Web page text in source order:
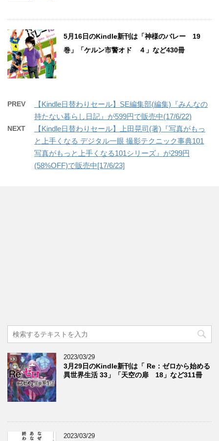
5月16日のKindle新刊は「神様のバレー 19
巻」「ケルン市警オド ４」など430冊
PREV
【Kindle日替わりセール】SE編集部(編集)『みんなの
持たない暮らし日記』が599円で販売中(17/6/22)
NEXT
【Kindle日替わりセール】上田晃司(著)『写真がもっ
と上手くなる デジタル一眼 撮影テクニック事典101
写真がもっと上手くなる101シリーズ』が299円
(58%OFF)で販売中[17/6/23]
2023/03/29
3月29日のKindle新刊は「 Re：ゼロから始める
異世界生活 33」「天空の扉 18」など311冊
2023/03/29